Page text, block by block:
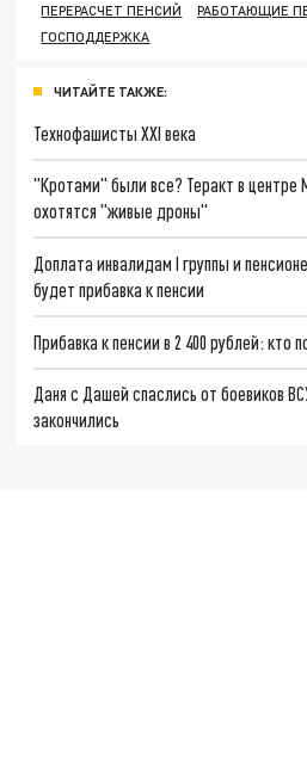
ПЕРЕРАСЧЕТ ПЕНСИЙ
РАБОТАЮЩИЕ
ГОСПОДДЕРЖКА
ЧИТАЙТЕ ТАКЖЕ:
Технофашисты XXI века
"Кротами" были все? Теракт в центре
охотятся "живые дроны"
Доплата инвалидам I группы и
будет прибавка к пенсии
Прибавка к пенсии в 2 400 рублей: кто
Даня с Дашей спаслись от боевиков
закончились